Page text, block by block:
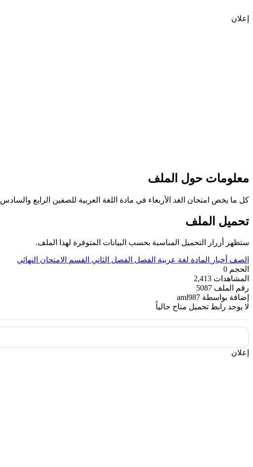
إعلان
معلومات حول الملف
كل ما يخص امتحان الغد الأربعاء في مادة اللغة العربية للصفين الرابع والسادس
تحميل الملف
ستظهر أزرار التحميل المناسبة بحسب البيانات المتوفرة لهذا الملف.
الصف أخبار المادة لغة عربية الفصل الفصل الثاني القسم الامتحان النهائي
الحجم 0
المشاهدات 2,413
رقم الملف 5087
إضافة بواسطة aml987
لا يوجد رابط تحميل متاح حالياً
إعلان